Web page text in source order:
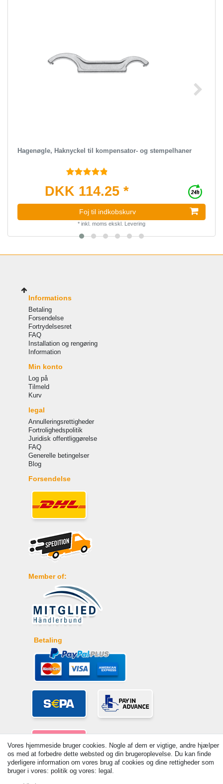
Hagenøgle, Haknyckel til kompensator- og stempelhaner
DKK 114.25 *
Foj til indkobskurv
* inkl. moms ekskl. Levering
Informations
Betaling
Forsendelse
Fortrydelsesret
FAQ
Installation og rengøring
Information
Min konto
Log på
Tilmeld
Kurv
legal
Annulleringsrettigheder
Fortrolighedspolitik
Juridisk offentliggørelse
FAQ
Generelle betingelser
Blog
Forsendelse
Member of:
Betaling
Vores hjemmeside bruger cookies. Nogle af dem er vigtige, andre hjælper
os med at forbedre dette websted og din brugeroplevelse. Du kan finde
yderligere information om vores brug af cookies og dine rettigheder som
bruger i vores: politik og vores: legal.